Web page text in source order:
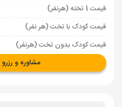
قیمت 1 تخته (هرنفر)
قیمت کودک با تخت (هر نفر)
قیمت کودک بدون تخت (هرنفر)
مشاوره و رزرو